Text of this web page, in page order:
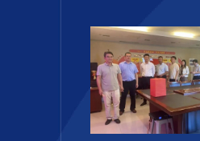
讲座